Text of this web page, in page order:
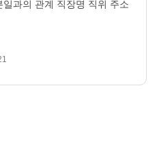
과의 관계 직장명 직위 주소